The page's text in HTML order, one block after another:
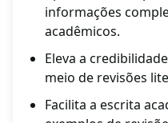
informações
acadêmicos.
Eleva a
meio de revisões
Facilita a escrita